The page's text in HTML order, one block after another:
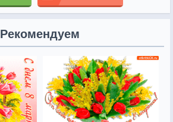
Рекомендуем